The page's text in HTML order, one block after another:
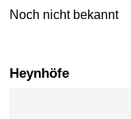
Noch nicht bekannt
Heynhöfe